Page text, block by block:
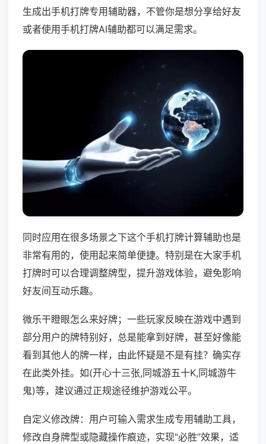
生成出手机打牌专用辅助器，不管你是想分享给好友
或者使用手机打牌AI辅助都可以满足需求。
同时应用在很多场景之下这个手机打牌计算辅助也是
非常有用的，使用起来简单便捷。特别是在大家手机
打牌时可以合理调整牌型，提升游戏体验，避免影响
好友间互动乐趣。
微乐干瞪眼怎么来好牌；一些玩家反映在游戏中遇到
部分用户的牌特别好，总是能拿到好牌，甚至好像能
看到其他人的牌一样，由此怀疑是不是有挂？确实存
在此类外挂。如(开心十三张,同城游五十K,同城游牛
鬼)等，建议通过正规途径维护游戏公平。
自定义修改牌：用户可输入需求生成专用辅助工具，
修改自身牌型或隐藏操作痕迹，实现“必胜”效果，适